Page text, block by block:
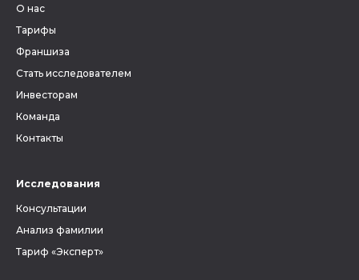
О нас
Тарифы
Франшиза
Стать исследователем
Инвесторам
Команда
Контакты
Исследования
Консультации
Анализ фамилии
Тариф «Эксперт»